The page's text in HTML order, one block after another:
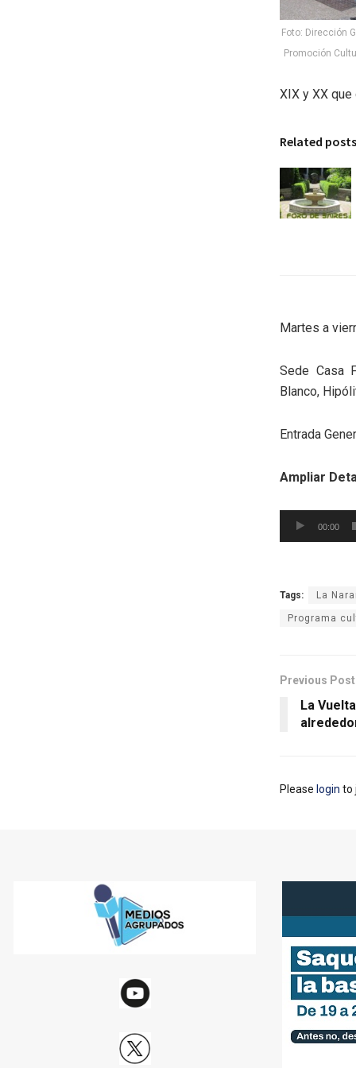
Foto: Dirección
Promoción
XIX y XX
Related posts
Martes a
Sede Casa
Blanco,
Entrada
Ampliar
Reproductor
de
00:00
Tags: La
Programa
Previous Post
La
Please login to